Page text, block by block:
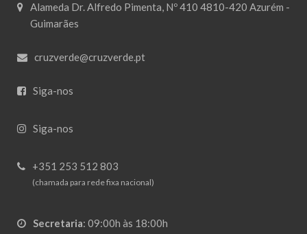
Alameda Dr. Alfredo Pimenta, Nº 410 4810-420 Azurém -
Guimarães
cruzverde@cruzverde.pt
Siga-nos
Siga-nos
+351 253 512 803
(chamada para rede fixa nacional)
Secretaria: 09:00h às 18:00h